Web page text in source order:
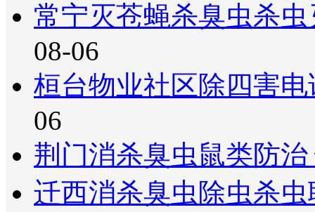
常宁灭苍蝇杀臭虫杀
08-06
桓台物业社区除四害
06
荆门消杀臭虫鼠类防
迁西消杀臭虫除虫杀